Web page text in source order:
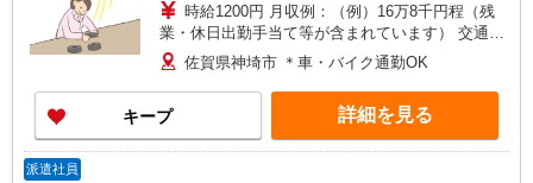
時給1200円 月収例：（例）16万8千円程（残
業・休日出勤手当て等が含まれています） 交通費
全額支給
佐賀県神埼市 ＊車・バイク通勤OK
キープ 詳細を見る
派遣社員